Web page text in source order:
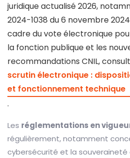
juridique actualisé 2026,
2024-1038 du 6 novembre
cadre du vote électronique
la fonction publique et les
recommandations CNIL,
scrutin électronique :
et fonctionnement technique
.
Les réglementations en
régulièrement, notamment
cybersécurité et la souveraineté